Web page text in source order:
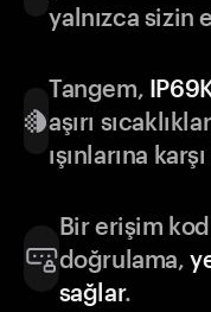
yalnızca sizin
Tangem,
aşırı
ışınlarına
Bir erişim
doğrulama,
sağlar.